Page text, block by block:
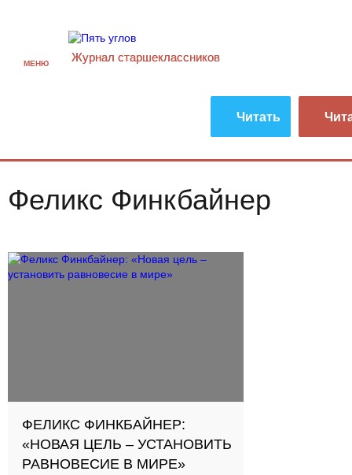
МЕНЮ Журнал старшекласcников
Читать
Феликс Финкбайнер
ФЕЛИКС ФИНКБАЙНЕР:
«НОВАЯ ЦЕЛЬ – УСТАНОВИТЬ
РАВНОВЕСИЕ В МИРЕ»